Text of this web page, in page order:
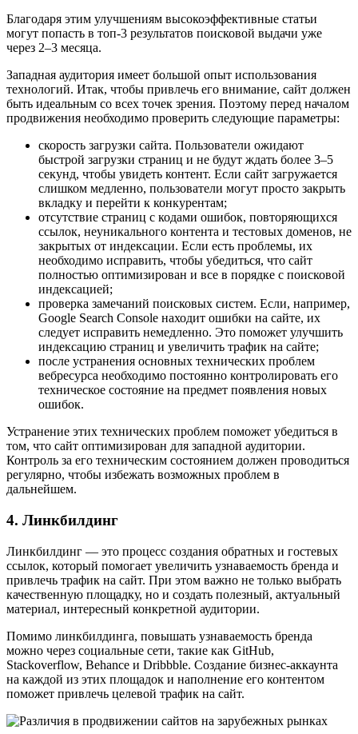
Благодаря этим улучшениям высокоэффективные статьи
могут попасть в топ-3 результатов поисковой выдачи уже
через 2–3 месяца.
Западная аудитория имеет большой опыт использования
технологий. Итак, чтобы привлечь его внимание, сайт должен
быть идеальным со всех точек зрения. Поэтому перед началом
продвижения необходимо проверить следующие параметры:
скорость загрузки сайта. Пользователи ожидают
быстрой загрузки страниц и не будут ждать более 3–5
секунд, чтобы увидеть контент. Если сайт загружается
слишком медленно, пользователи могут просто закрыть
вкладку и перейти к конкурентам;
отсутствие страниц с кодами ошибок, повторяющихся
ссылок, неуникального контента и тестовых доменов, не
закрытых от индексации. Если есть проблемы, их
необходимо исправить, чтобы убедиться, что сайт
полностью оптимизирован и все в порядке с поисковой
индексацией;
проверка замечаний поисковых систем. Если, например,
Google Search Console находит ошибки на сайте, их
следует исправить немедленно. Это поможет улучшить
индексацию страниц и увеличить трафик на сайте;
после устранения основных технических проблем
вебресурса необходимо постоянно контролировать его
техническое состояние на предмет появления новых
ошибок.
Устранение этих технических проблем поможет убедиться в
том, что сайт оптимизирован для западной аудитории.
Контроль за его техническим состоянием должен проводиться
регулярно, чтобы избежать возможных проблем в
дальнейшем.
4. Линкбилдинг
Линкбилдинг — это процесс создания обратных и гостевых
ссылок, который помогает увеличить узнаваемость бренда и
привлечь трафик на сайт. При этом важно не только выбрать
качественную площадку, но и создать полезный, актуальный
материал, интересный конкретной аудитории.
Помимо линкбилдинга, повышать узнаваемость бренда
можно через социальные сети, такие как GitHub,
Stackoverflow, Behance и Dribbble. Создание бизнес-аккаунта
на каждой из этих площадок и наполнение его контентом
поможет привлечь целевой трафик на сайт.